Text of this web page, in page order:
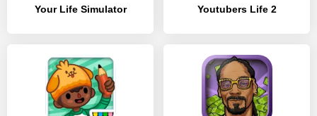
Your Life Simulator Youtubers Life 2